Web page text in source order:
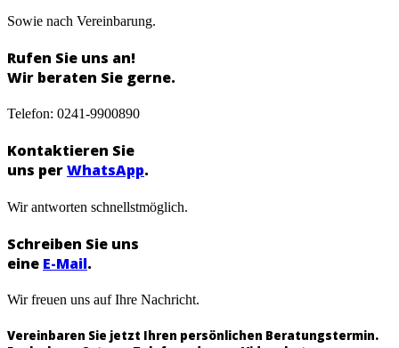
Sowie nach Vereinbarung.
Rufen Sie uns an!
Wir beraten Sie gerne.
Telefon: 0241-9900890
Kontaktieren Sie
uns perWhatsApp.
Wir antworten schnellstmöglich.
Schreiben Sie uns
eine E-Mail.
Wir freuen uns auf Ihre Nachricht.
Vereinbaren Sie jetzt Ihren persönlichen Beratungstermin.